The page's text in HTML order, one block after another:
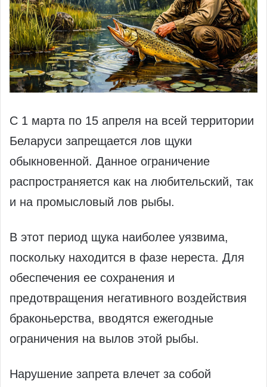
С 1 марта по 15 апреля на всей территории
Беларуси запрещается лов щуки
обыкновенной. Данное ограничение
распространяется как на любительский, так
и на промысловый лов рыбы.
В этот период щука наиболее уязвима,
поскольку находится в фазе нереста. Для
обеспечения ее сохранения и
предотвращения негативного воздействия
браконьерства, вводятся ежегодные
ограничения на вылов этой рыбы.
Нарушение запрета влечет за собой